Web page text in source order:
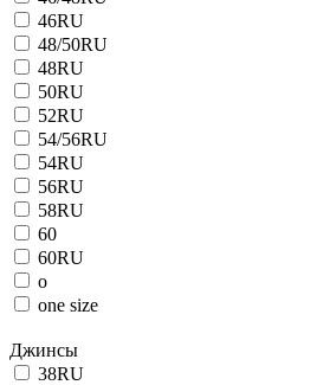
46RU
48/50RU
48RU
50RU
52RU
54/56RU
54RU
56RU
58RU
60
60RU
o
one size
Джинсы
38RU